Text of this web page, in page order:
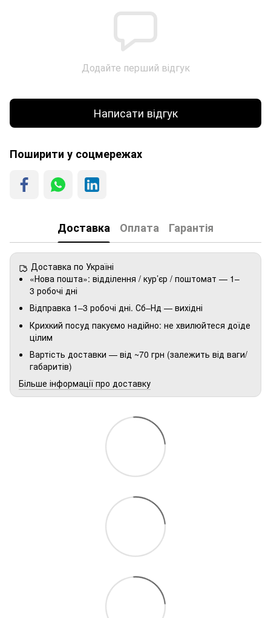
Додайте перший відгук
Написати відгук
Поширити у соцмережах
Доставка Оплата Гарантія
Доставка по Україні
«Нова пошта»: відділення / кур’єр / поштомат — 1–
3 робочі дні
Відправка 1–3 робочі дні. Сб–Нд — вихідні
Крихкий посуд пакуємо надійно: не хвилюйтеся доїде
цілим
Вартість доставки — від ~70 грн (залежить від ваги/
габаритів)
Більше інформації про доставку